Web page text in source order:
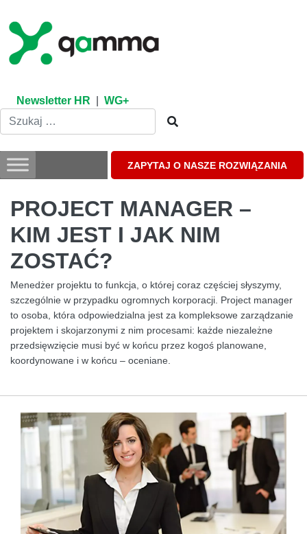
content
Newsletter HR WG+
ZAPYTAJ O NASZE ROZWIĄZANIA
PROJECT MANAGER –
KIM JEST I JAK NIM
ZOSTAĆ?
Menedżer projektu to funkcja, o której coraz częściej słyszymy,
szczególnie w przypadku ogromnych korporacji. Project manager
to osoba, która odpowiedzialna jest za kompleksowe zarządzanie
projektem i skojarzonymi z nim procesami: każde niezależne
przedsięwzięcie musi być w końcu przez kogoś planowane,
koordynowane i w końcu – oceniane.